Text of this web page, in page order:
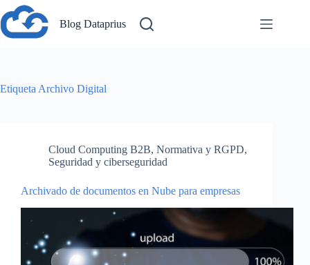
Saltar
al
contenido
Blog Dataprius
Etiqueta Archivo Digital
Cloud Computing B2B, Normativa y RGPD,
Seguridad y ciberseguridad
Archivado de documentos en Nube para empresas